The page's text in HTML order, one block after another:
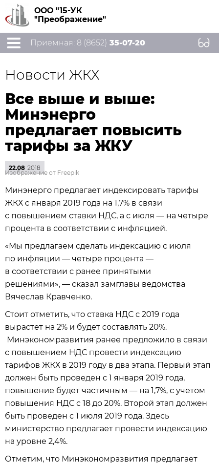
ООО "15-УК
"Преображение"
Приемная: 8 (8652) 35-07-20
Новости ЖКХ
Все выше и выше:
Минэнерго
предлагает повысить
тарифы за ЖКУ
22.08 2018
Изображение от Freepik
Минэнерго предлагает индексировать тарифы
ЖКХ с января 2019 года на 1,7% в связи
с повышением ставки НДС, а с июля — на четыре
процента в соответствии с инфляцией.
«Мы предлагаем сделать индексацию с июля
по инфляции — четыре процента —
в соответствии с ранее принятыми
решениями», — сказал замглавы ведомства
Вячеслав Кравченко.
Стоит отметить, что ставка НДС с 2019 года
вырастет на 2% и будет составлять 20%.
Минэкономразвития ранее предложило в связи
с повышением НДС провести индексацию
тарифов ЖКХ в 2019 году в два этапа. Первый этап
должен быть проведен с 1 января 2019 года,
повышение будет частичным — на 1,7%, с учетом
повышения НДС с 18 до 20%. Второй этап должен
быть проведен с 1 июля 2019 года. Здесь
министерство предлагает провести индексацию
на уровне 2,4%.
Отметим, что Минэкономразвития предлагает